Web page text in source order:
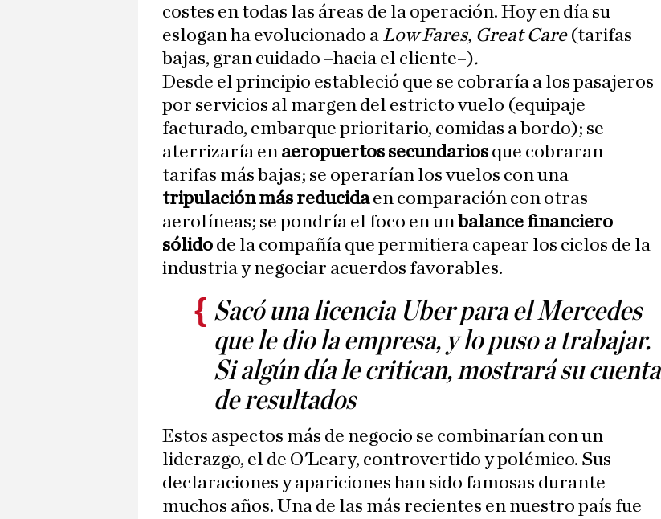
costes en todas las áreas de la operación. Hoy en día su
eslogan ha evolucionado a Low Fares, Great Care (tarifas
bajas, gran cuidado –hacia el cliente–).
Desde el principio estableció que se cobraría a los pasajeros
por servicios al margen del estricto vuelo (equipaje
facturado, embarque prioritario, comidas a bordo); se
aterrizaría en aeropuertos secundarios que cobraran
tarifas más bajas; se operarían los vuelos con una
tripulación más reducidaen comparación con otras
aerolíneas; se pondría el foco en unbalance financiero
sólido de la compañía que permitiera capear los ciclos de la
industria y negociar acuerdos favorables.
Sacó una licencia Uber para el Mercedes
que le dio la empresa, y lo puso a trabajar.
Si algún día le critican, mostrará su cuenta
de resultados
Estos aspectos más de negocio se combinarían con un
liderazgo, el de O'Leary, controvertido y polémico. Sus
declaraciones y apariciones han sido famosas durante
muchos años. Una de las más recientes en nuestro país fue